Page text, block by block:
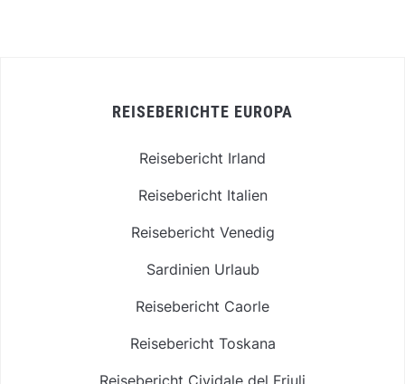
REISEBERICHTE EUROPA
Reisebericht Irland
Reisebericht Italien
Reisebericht Venedig
Sardinien Urlaub
Reisebericht Caorle
Reisebericht Toskana
Reisebericht Cividale del Friuli